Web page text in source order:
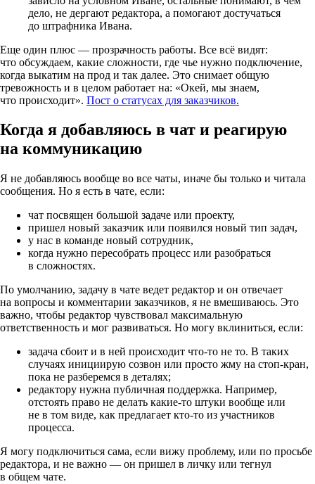
дело, не дергают редактора, а помогают достучаться
до штрафника Ивана.
Еще один плюс — прозрачность работы. Все всё видят:
что обсуждаем, какие сложности, где чье нужно подключение,
когда выкатим на прод и так далее. Это снимает общую
тревожность и в целом работает на: «Окей, мы знаем,
что происходит». Пост о статусах для заказчиков.
Когда я добавляюсь в чат и реагирую
на коммуникацию
Я не добавляюсь вообще во все чаты, иначе бы только и читала
сообщения. Но я есть в чате, если:
чат посвящен большой задаче или проекту,
пришел новый заказчик или появился новый тип задач,
у нас в команде новый сотрудник,
когда нужно пересобрать процесс или разобраться
в сложностях.
По умолчанию, задачу в чате ведет редактор и он отвечает
на вопросы и комментарии заказчиков, я не вмешиваюсь. Это
важно, чтобы редактор чувствовал максимальную
ответственность и мог развиваться. Но могу вклиниться, если:
задача сбоит и в ней происходит что-то не то. В таких
случаях инициирую созвон или просто жму на стоп-кран,
пока не разберемся в деталях;
редактору нужна публичная поддержка. Например,
отстоять право не делать какие-то штуки вообще или
не в том виде, как предлагает кто-то из участников
процесса.
Я могу подключиться сама, если вижу проблему, или по просьбе
редактора, и не важно — он пришел в личку или тегнул
в общем чате.